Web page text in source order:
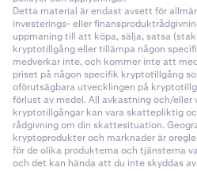
Detta material är endast avsett för
investerings- eller
uppmaning till att köpa, sälja, satsa
kryptotillgång eller tillämpa någon
medverkar inte, och kommer inte att
priset på någon specifik kryptotillgång
oförutsägbara utvecklingen på
förlust av medel. All avkastning och/eller
kryptotillgångar kan vara skattepliktig
rådgivning om din skattesituation.
kryptoprodukter och marknader är
för de olika produkterna och tjänsterna
och det kan hända att du inte skyddas